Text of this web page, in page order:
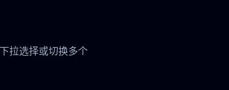
拉选择或切换多个